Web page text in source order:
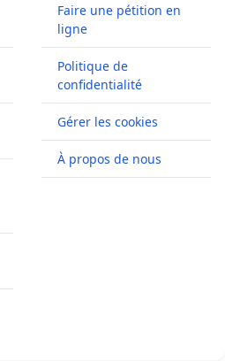
Faire une pétition en
ligne
Politique de
confidentialité
Gérer les cookies
À propos de nous